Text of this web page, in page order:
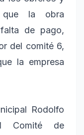
la obra
de pago,
del comité 6,
la empresa
Rodolfo
Comité de